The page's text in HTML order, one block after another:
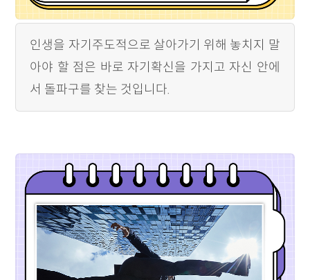
인생을 자기주도적으로 살아가기 위해 놓치지 말
아야 할 점은 바로 자기확신을 가지고 자신 안에
서 돌파구를 찾는 것입니다.